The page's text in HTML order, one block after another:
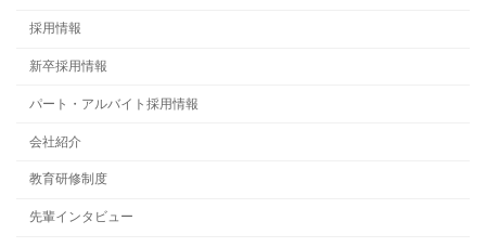
採用情報
新卒採用情報
パート・アルバイト採用情報
会社紹介
教育研修制度
先輩インタビュー